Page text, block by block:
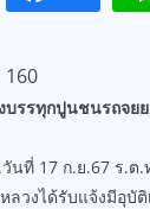
160
รรทุกปูนชนรถจย
วันที่ 17 ก.ย.67 ร.ต
ลวงได้รับแจ้งมีอุบั